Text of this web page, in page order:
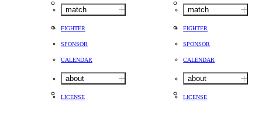
match
FIGHTER
SPONSOR
CALENDAR
about
LICENSE
match
FIGHTER
SPONSOR
CALENDAR
about
LICENSE